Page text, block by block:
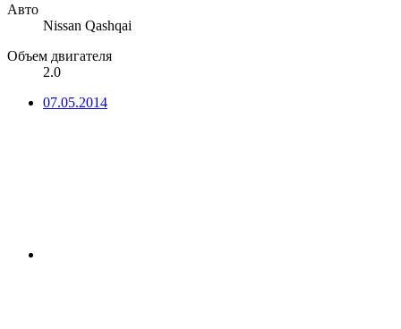
Авто
Nissan Qashqai
Объем двигателя
2.0
07.05.2014